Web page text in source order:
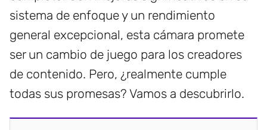
sistema de enfoque y un rendimiento
general excepcional, esta cámara promete
ser un cambio de juego para los creadores
de contenido. Pero, ¿realmente cumple
todas sus promesas? Vamos a descubrirlo.